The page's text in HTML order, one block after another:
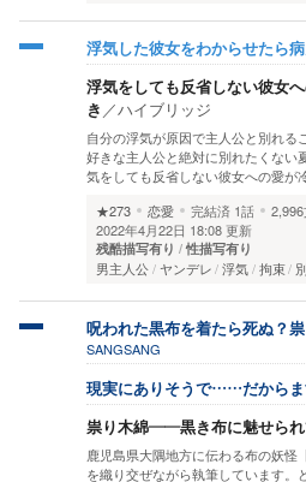
浮気した彼女をわからせたら
浮気をしても反省しない彼女
き ／ハイブリッジ
自分の浮気が原因で主人公と別れ
好きな主人公と絶対に別れたくない
気をしても反省しない彼女への愛が
★273
恋愛 完結済 1話
2022年4月22日 18:08 更新
残酷描写有り 性描写有り
男主人公 ヤンデレ 浮気 拘束
呪われた黒布を着たら死ぬ？
SANGSANG
現実にありそうで……だからま
祟り木綿——黒き布に魅せら
鹿児島県大隅地方に伝わる布の妖
を織り交ぜながら執筆しています。